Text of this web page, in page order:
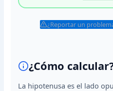
¿Reportar un
¿Cómo
La hipotenusa es el lado